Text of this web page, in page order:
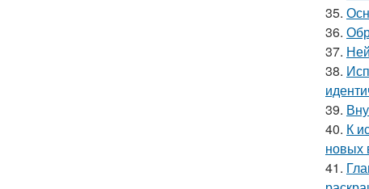
35.
36.
37.
38.
39.
40. К
новых
41.